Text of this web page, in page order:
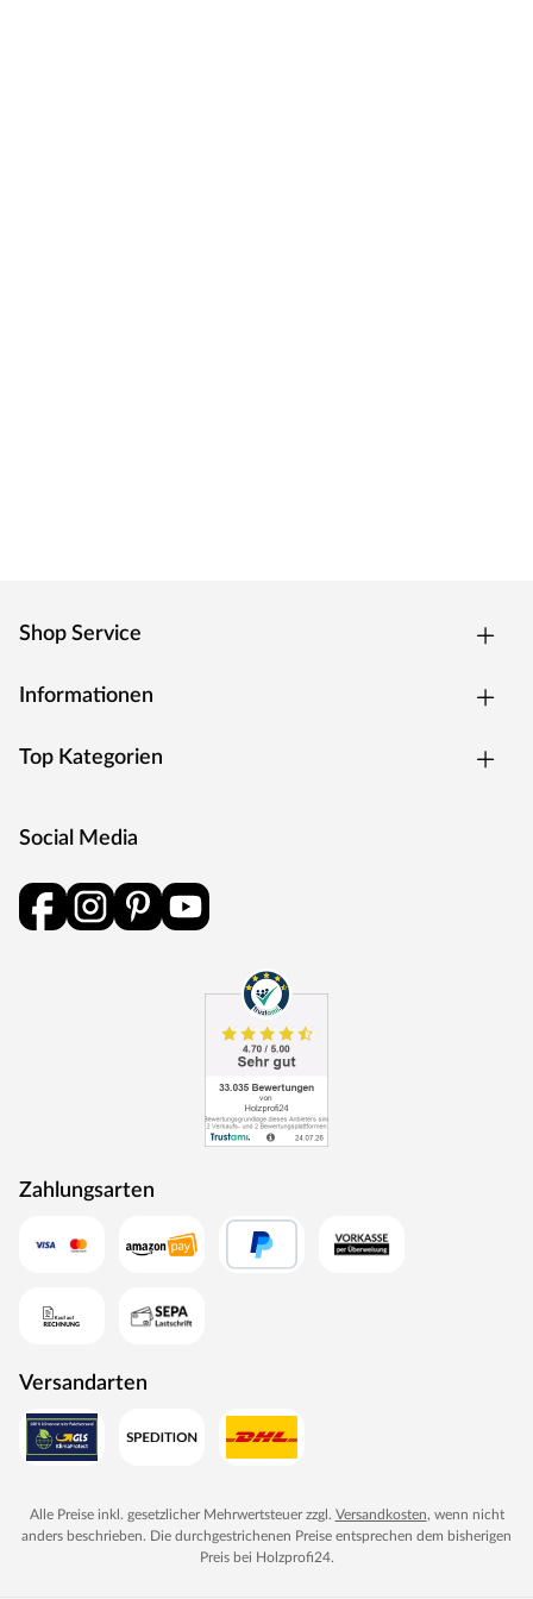
Shop Service
Informationen
Top Kategorien
Social Media
Zahlungsarten
Versandarten
Alle Preise inkl. gesetzlicher Mehrwertsteuer zzgl. Versandkosten, wenn nicht
anders beschrieben. Die durchgestrichenen Preise entsprechen dem bisherigen
Preis bei Holzprofi24.